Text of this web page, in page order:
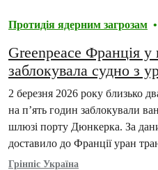
Протидія ядерним загрозам
Greenpeace Франція
заблокувала судно з
транспортують
висловила
2 березня 2026 року близько
на п’ять годин заблокували
шлюзі порту Дюнкерка. За
доставило до Франції уран
французької ядерної галузі.
Грінпіс Україна